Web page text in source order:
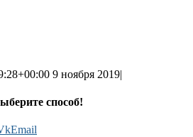
9 ноября 2019|
способ!
Email